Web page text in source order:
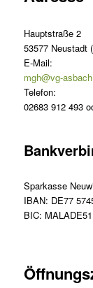
Hauptstraße 2
53577 Neustadt
E-Mail:
mgh@vg-
Telefon:
02683 912 493
Sparkasse
IBAN: DE77
BIC: